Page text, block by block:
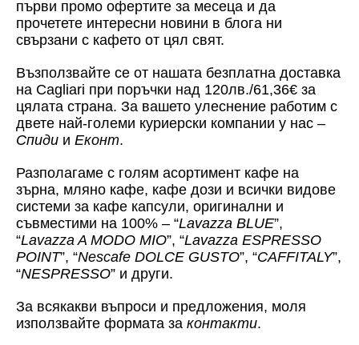
първи промо офертите за месеца и да
прочетете интересни новини в блога ни
свързани с кафето от цял свят.
Възползвайте се от нашата безплатна доставка
на Cagliari при поръчки над 120лв./61,36€ за
цялата страна. За вашето улеснение работим с
двете най-големи куриерски компании у нас –
Спиди и Еконт.
Разполагаме с голям асортимент кафе на
зърна, мляно кафе, кафе дози и всички видове
системи за кафе капсули, оригинални и
съвместими на 100% – “Lavazza BLUE”,
“Lavazza A MODO MIO”, “Lavazza ESPRESSO
POINT”, “Nescafe DOLCE GUSTO”, “CAFFITALY”,
“NESPRESSO” и други.
За всякакви въпроси и предложения, моля
използвайте формата за контакти.